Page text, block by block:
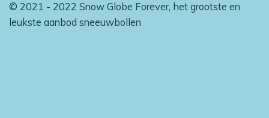
© 2021 - 2022 Snow Globe Forever, het grootste en
leukste aanbod sneeuwbollen